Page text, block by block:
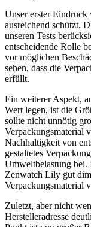
Unser erster Eindruck
ausreichend schützt.
unseren Tests
entscheidende Rolle
vor möglichen
sehen, dass die
erfüllt.
Ein weiterer Aspekt,
Wert legen, ist die
sollte nicht unnötig
Verpackungsmaterial
Nachhaltigkeit von
gestaltetes
Umweltbelastung bei.
Zenwatch Lily gut
Verpackungsmaterial
Zuletzt, aber nicht
Herstelleradresse